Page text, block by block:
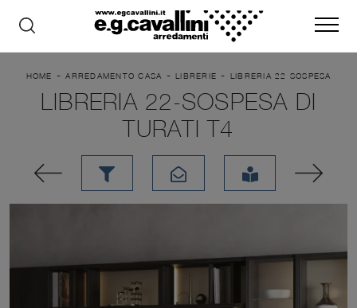
HOME -ARREDAMENTO CASA - LIBRERIE - LIBRERIA 22 SOSPESA
LIBRERIA 22-SOSPESA DI
TURATI T4